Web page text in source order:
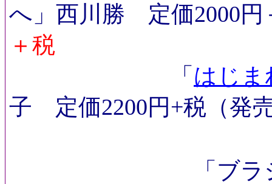
へ」西川勝 定価2000円
＋税
「 はじ
子 定価2200円+税（発
「ブラ